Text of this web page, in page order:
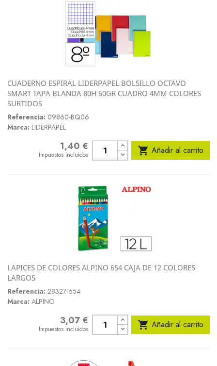
CUADERNO ESPIRAL LIDERPAPEL BOLSILLO OCTAVO
SMART TAPA BLANDA 80H 60GR CUADRO 4MM COLORES
SURTIDOS
Referencia: 09860-BQ06
Marca: LIDERPAPEL
1,40 €
Impuestos incluidos  Añadir al carrito
LAPICES DE COLORES ALPINO 654 CAJA DE 12 COLORES
LARGOS
Referencia: 28327-654
Marca: ALPINO
3,07 €
Impuestos incluidos  Añadir al carrito